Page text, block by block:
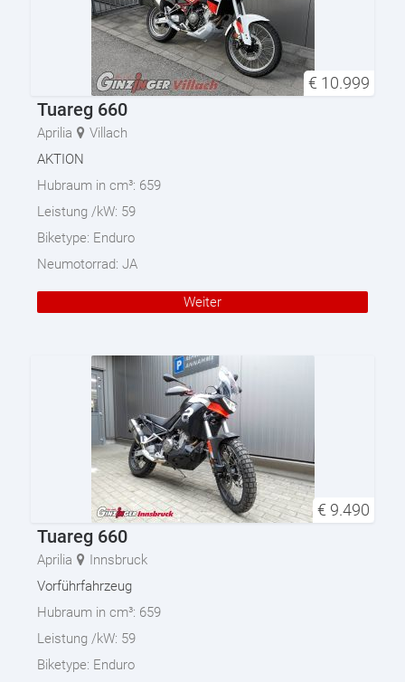
€ 10.999
Tuareg 660
Aprilia
Villach
AKTION
Hubraum in cm³: 659
Leistung /kW: 59
Biketype: Enduro
Neumotorrad: JA
Weiter
€ 9.490
Tuareg 660
Aprilia
Innsbruck
Vorführfahrzeug
Hubraum in cm³: 659
Leistung /kW: 59
Biketype: Enduro